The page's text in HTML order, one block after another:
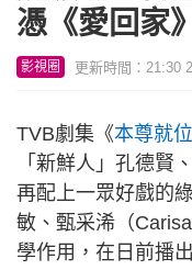
憑《愛回家
影視圈 更新時間：21:30
TVB劇集《本尊就位
「新鮮人」孔德賢
再配上一眾好戲的
敏、甄采浠（
學作用，在日前播